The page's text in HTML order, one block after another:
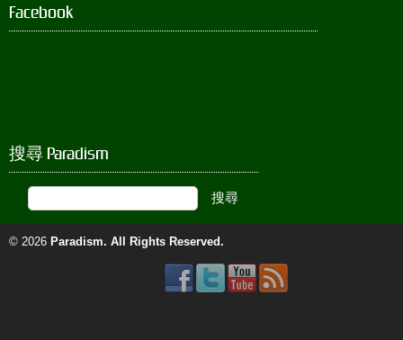
Facebook
搜尋 Paradism
© 2026 Paradism. All Rights Reserved.